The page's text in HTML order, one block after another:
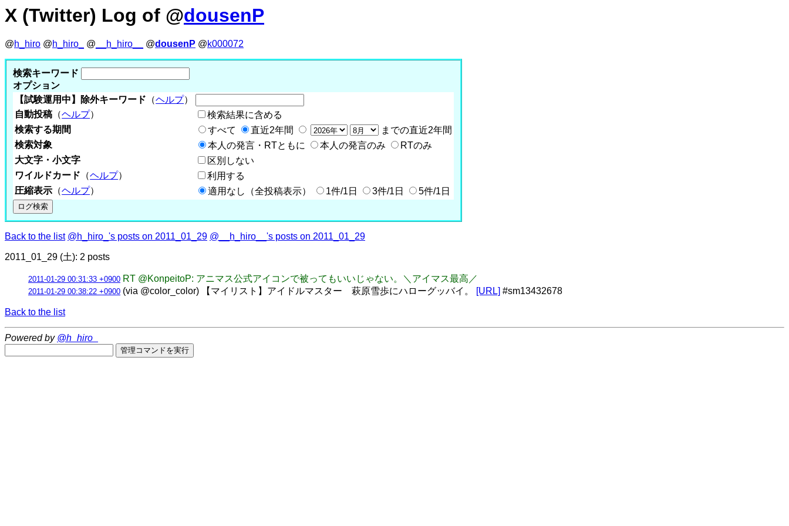
X (Twitter) Log of @dousenP
@h_hiro @h_hiro_ @ __h_hiro__ @dousenP @k000072
検索キーワード
オプション
【試験運用中】除外キーワード （ヘルプ）
自動投稿 （ヘルプ）
検索結果に含める
検索する期間
すべて 直近2年間
までの直近2年間
検索対象
本人の発言・RTともに 本人の発言のみ
RTのみ
大文字・小文字
区別しない
ワイルドカード （ヘルプ）
利用する
圧縮表示 （ヘルプ） 適用なし（全投稿表示） 1件/1日 3件/1日 5件/1日
Back to the list @h_hiro_'s posts on 2011_01_29 @__h_hiro__'s posts on 2011_01_29
2011_01_29 (土): 2 posts
2011-01-29 00:31:33 +0900 RT @KonpeitoP: アニマス公式アイコンで被ってもいいじゃない。＼アイマス最高／
2011-01-29 00:38:22 +0900 (via @color_color) 【マイリスト】アイドルマスター 萩原雪歩にハローグッバイ。 [URL] #sm13432678
Back to the list
Powered by @h_hiro_